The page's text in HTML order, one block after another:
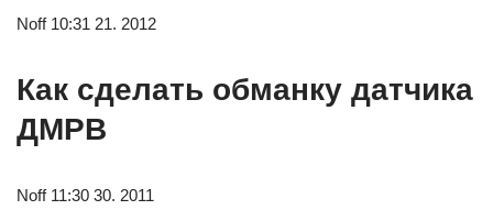
Noff 10:31 21. 2012
Как сделать обманку датчика
ДМРВ
Noff 11:30 30. 2011